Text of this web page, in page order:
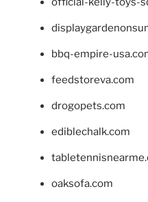
bbq-empire-
feedstoreva.com
drogopets.com
ediblechalk.com
oaksofa.com